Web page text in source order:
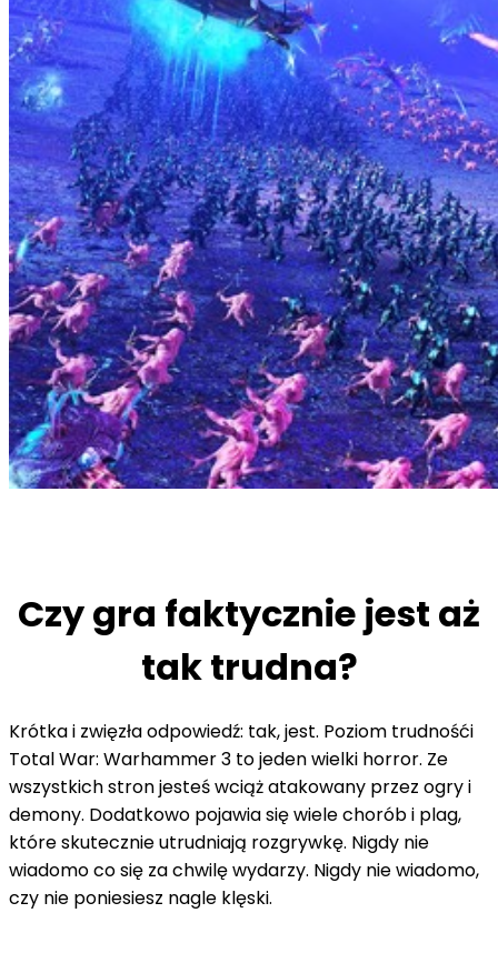
Czy gra faktycznie jest aż
tak trudna?
Krótka i zwięzła odpowiedź: tak, jest. Poziom trudnośći
Total War: Warhammer 3 to jeden wielki horror. Ze
wszystkich stron jesteś wciąż atakowany przez ogry i
demony. Dodatkowo pojawia się wiele chorób i plag,
które skutecznie utrudniają rozgrywkę. Nigdy nie
wiadomo co się za chwilę wydarzy. Nigdy nie wiadomo,
czy nie poniesiesz nagle klęski.